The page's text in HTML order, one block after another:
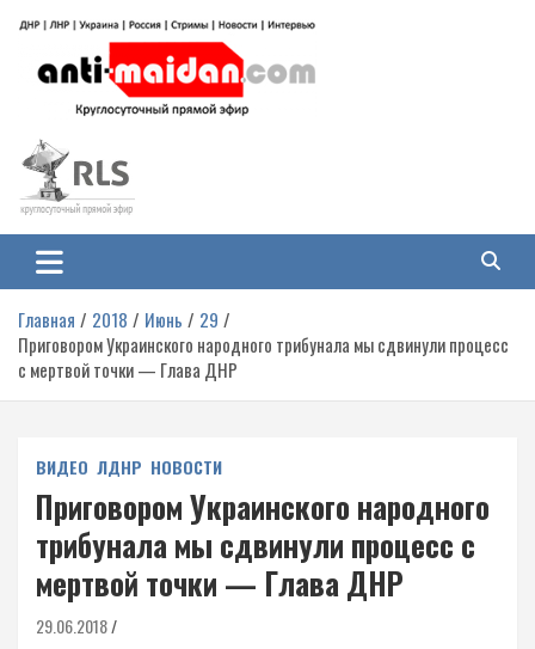
содержимому
Антимайдан: Гражданская война
на Украине
гражданской войне на Украине, включая события в Новороссии, ДНР,
ЛНР и других регионах.
Главная 2018 Июнь
29
Приговором Украинского народного трибунала мы сдвинули процесс
с мертвой точки — Глава ДНР
ВИДЕО ЛДНР НОВОСТИ
Приговором Украинского народного
трибунала мы сдвинули процесс с
мертвой точки — Глава ДНР
29.06.2018